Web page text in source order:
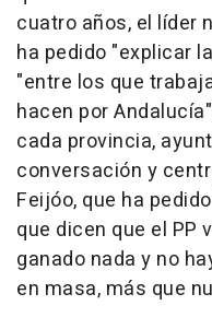
cuatro años, el líder
ha pedido "explicar
"entre los que
hacen por
cada provincia,
conversación y
Feijóo, que ha
que dicen que el PP
ganado nada y no
en masa, más que